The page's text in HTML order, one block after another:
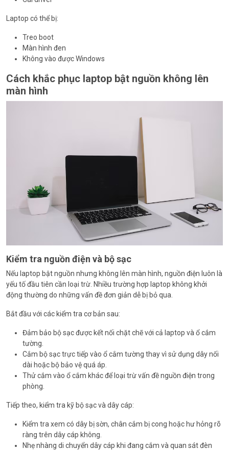
Laptop có thể bị:
Treo boot
Màn hình đen
Không vào được Windows
Cách khắc phục laptop bật nguồn không lên
màn hình
Kiểm tra nguồn điện và bộ sạc
Nếu laptop bật nguồn nhưng không lên màn hình, nguồn điện luôn là
yếu tố đầu tiên cần loại trừ. Nhiều trường hợp laptop không khởi
động thường do những vấn đề đơn giản dễ bị bỏ qua.
Bắt đầu với các kiểm tra cơ bản sau:
Đảm bảo bộ sạc được kết nối chặt chẽ với cả laptop và ổ cắm
tường.
Cắm bộ sạc trực tiếp vào ổ cắm tường thay vì sử dụng dây nối
dài hoặc bộ bảo vệ quá áp.
Thử cắm vào ổ cắm khác để loại trừ vấn đề nguồn điện trong
phòng.
Tiếp theo, kiểm tra kỹ bộ sạc và dây cáp:
Kiểm tra xem có dây bị sờn, chân cắm bị cong hoặc hư hỏng rõ
ràng trên dây cáp không.
Nhẹ nhàng di chuyển dây cáp khi đang cắm và quan sát đèn